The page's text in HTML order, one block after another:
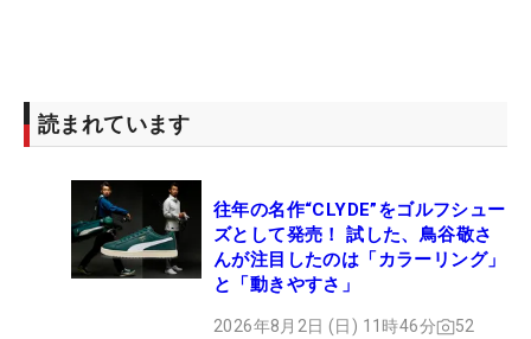
読まれています
往年の名作“CLYDE”をゴルフシュー
ズとして発売！ 試した、鳥谷敬さ
んが注目したのは「カラーリング」
と「動きやすさ」
2026年8月2日 (日) 11時46分 52